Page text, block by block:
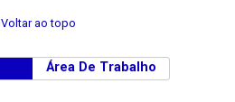
Voltar ao topo
Área De Trabalho